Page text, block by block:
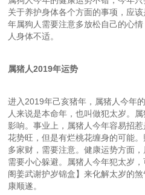
关于养护身体各个方面的事项，应
年属狗人需要注意多放松自己的心
人身体不适。
属猪人2019年运势
进入2019年己亥猪年，属猪人今年
人来说是本命年，也叫做犯太岁。
影响。事业上，属猪人今年容易招
花势旺，但是有烂桃花缠身的可能
多家财，需要注意。健康运势方面
需要小心躲避。属猪人今年犯太岁
阁姜武谢护岁锦盒】来化解太岁的
康顺遂。